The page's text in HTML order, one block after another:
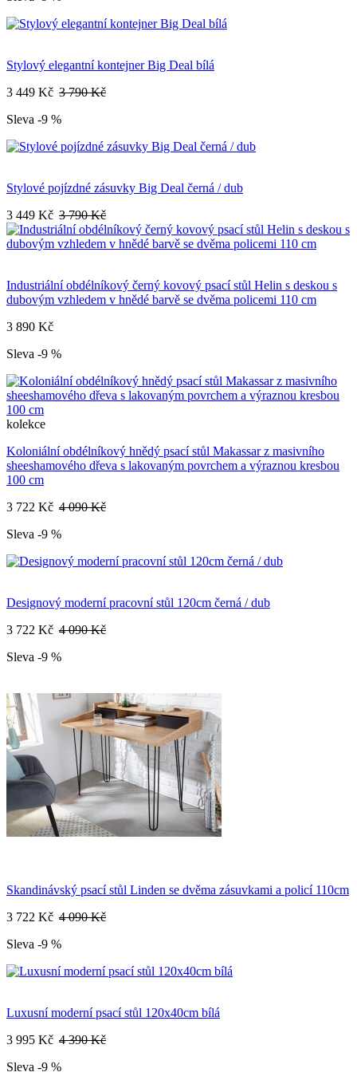
Stylový elegantní kontejner Big Deal bílá
3 449 Kč 3 790 Kč
Sleva -9 %
Stylové pojízdné zásuvky Big Deal černá / dub
3 449 Kč 3 790 Kč
Industriální obdélníkový černý kovový psací stůl Helin s deskou s
dubovým vzhledem v hnědé barvě se dvěma policemi 110 cm
3 890 Kč
Sleva -9 %
kolekce
Koloniální obdélníkový hnědý psací stůl Makassar z masivního
sheeshamového dřeva s lakovaným povrchem a výraznou kresbou
100 cm
3 722 Kč 4 090 Kč
Sleva -9 %
Designový moderní pracovní stůl 120cm černá / dub
3 722 Kč 4 090 Kč
Sleva -9 %
Skandinávský psací stůl Linden se dvěma zásuvkami a policí 110cm
3 722 Kč 4 090 Kč
Sleva -9 %
Luxusní moderní psací stůl 120x40cm bílá
3 995 Kč 4 390 Kč
Sleva -9 %